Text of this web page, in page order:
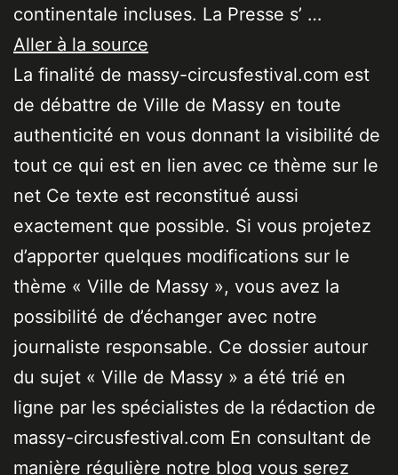
continentale incluses. La Presse s’ …
Aller à la source
La finalité de massy-circusfestival.com est
de débattre de Ville de Massy en toute
authenticité en vous donnant la visibilité de
tout ce qui est en lien avec ce thème sur le
net Ce texte est reconstitué aussi
exactement que possible. Si vous projetez
d’apporter quelques modifications sur le
thème « Ville de Massy », vous avez la
possibilité de d’échanger avec notre
journaliste responsable. Ce dossier autour
du sujet « Ville de Massy » a été trié en
ligne par les spécialistes de la rédaction de
massy-circusfestival.com En consultant de
manière régulière notre blog vous serez